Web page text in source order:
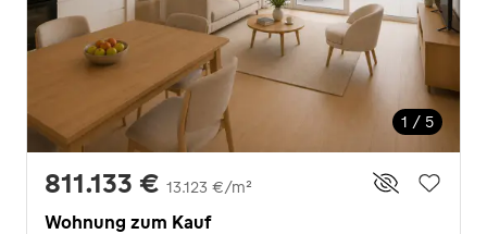
1 / 5
811.133 € 13.123 €/m²
Wohnung zum Kauf